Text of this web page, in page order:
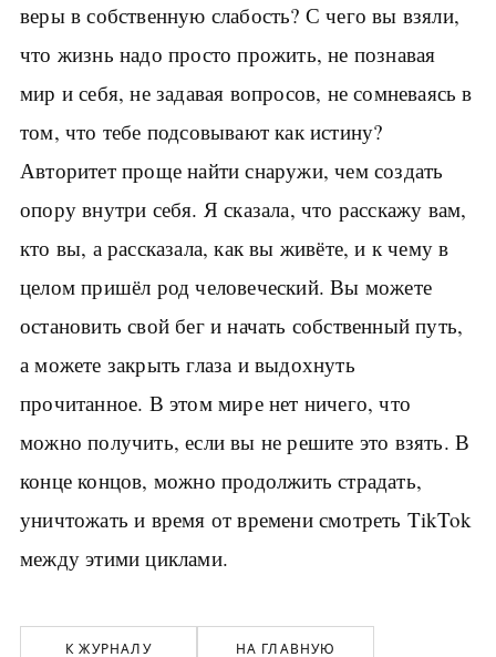
веры в собственную слабость? С чего вы взяли,
что жизнь надо просто прожить, не познавая
мир и себя, не задавая вопросов, не сомневаясь в
том, что тебе подсовывают как истину?
Авторитет проще найти снаружи, чем создать
опору внутри себя. Я сказала, что расскажу вам,
кто вы, а рассказала, как вы живёте, и к чему в
целом пришёл род человеческий. Вы можете
остановить свой бег и начать собственный путь,
а можете закрыть глаза и выдохнуть
прочитанное. В этом мире нет ничего, что
можно получить, если вы не решите это взять. В
конце концов, можно продолжить страдать,
уничтожать и время от времени смотреть TikTok
между этими циклами.
К ЖУРНАЛУ НА ГЛАВНУЮ